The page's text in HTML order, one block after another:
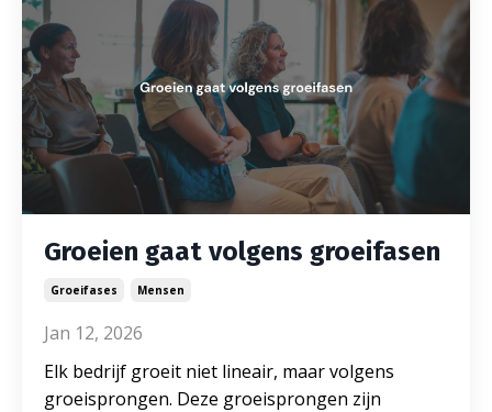
Groeien gaat volgens groeifasen
Groeifases Mensen
Jan 12, 2026
Elk bedrijf groeit niet lineair, maar volgens
groeisprongen. Deze groeisprongen zijn